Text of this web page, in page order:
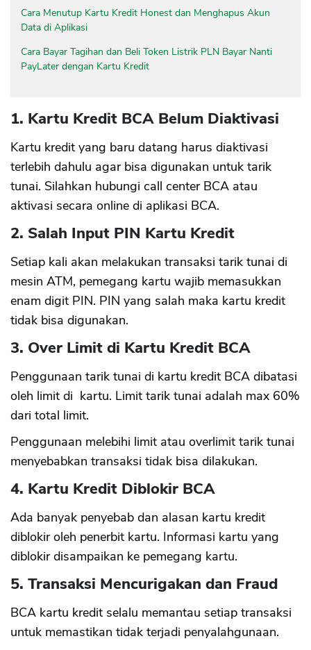
Cara Menutup Kartu Kredit Honest dan Menghapus Akun
Data di Aplikasi
Cara Bayar Tagihan dan Beli Token Listrik PLN Bayar Nanti
PayLater dengan Kartu Kredit
1. Kartu Kredit BCA Belum Diaktivasi
Kartu kredit yang baru datang harus diaktivasi
terlebih dahulu agar bisa digunakan untuk tarik
tunai. Silahkan hubungi call center BCA atau
aktivasi secara online di aplikasi BCA.
2. Salah Input PIN Kartu Kredit
Setiap kali akan melakukan transaksi tarik tunai di
mesin ATM, pemegang kartu wajib memasukkan
enam digit PIN. PIN yang salah maka kartu kredit
tidak bisa digunakan.
3. Over Limit di Kartu Kredit BCA
Penggunaan tarik tunai di kartu kredit BCA dibatasi
oleh limit di kartu. Limit tarik tunai adalah max 60%
dari total limit.
Penggunaan melebihi limit atau overlimit tarik tunai
menyebabkan transaksi tidak bisa dilakukan.
4. Kartu Kredit Diblokir BCA
Ada banyak penyebab dan alasan kartu kredit
diblokir oleh penerbit kartu. Informasi kartu yang
diblokir disampaikan ke pemegang kartu.
5. Transaksi Mencurigakan dan Fraud
BCA kartu kredit selalu memantau setiap transaksi
untuk memastikan tidak terjadi penyalahgunaan.